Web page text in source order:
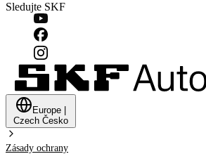
Sledujte SKF
Europe
Czech Česko
Zásady ochrany